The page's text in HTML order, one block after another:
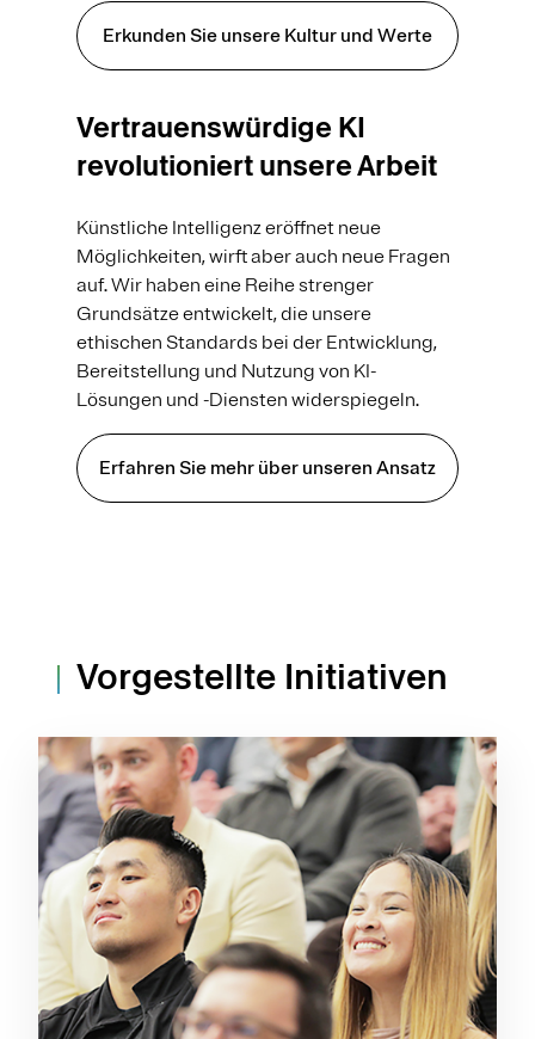
Erkunden Sie unsere Kultur und Werte
Vertrauenswürdige KI
revolutioniert unsere Arbeit
Künstliche Intelligenz eröffnet neue
Möglichkeiten, wirft aber auch neue Fragen
auf. Wir haben eine Reihe strenger
Grundsätze entwickelt, die unsere
ethischen Standards bei der Entwicklung,
Bereitstellung und Nutzung von KI-
Lösungen und -Diensten widerspiegeln.
Erfahren Sie mehr über unseren Ansatz
Vorgestellte Initiativen